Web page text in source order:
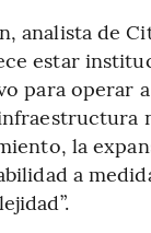
analista de
estar
para operar a
la
a